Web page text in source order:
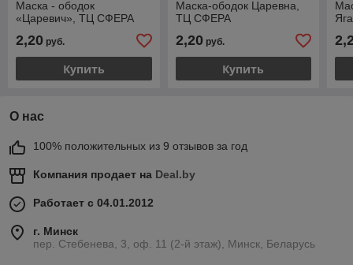
Маска - ободок
«Царевич», ТЦ СФЕРА
2,20 руб.
Купить
Маска-ободок Царевна,
ТЦ СФЕРА
2,20руб.
Купить
О нас
100% положительных из 9 отзывов за год
Компания продает на Deal.by
Работает с 04.01.2012
г. Минск
пер. Стебенева, 3, оф. 11 (2-й этаж), Минск, Беларусь